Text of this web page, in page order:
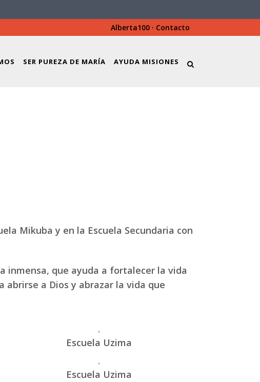
Alberta100 · Contacto
SER PUREZA DE MARÍA AYUDA MISIONES
Mikuba y en la Escuela Secundaria con
inmensa, que ayuda a fortalecer la vida
a Dios y abrazar la vida que
Escuela Uzima
Escuela Uzima